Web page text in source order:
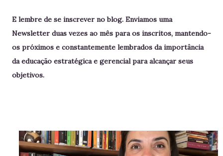
E lembre de se inscrever no blog. Enviamos uma
Newsletter duas vezes ao mês para os inscritos, mantendo-
os próximos e constantemente lembrados da importância
da educação estratégica e gerencial para alcançar seus
objetivos.